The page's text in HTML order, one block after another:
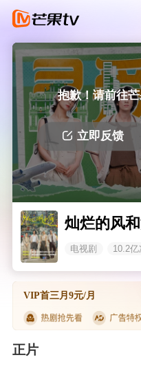
抱歉！请前往
立即反馈
灿烂的风
电视剧 10.2
VIP首三月9元/月
正片